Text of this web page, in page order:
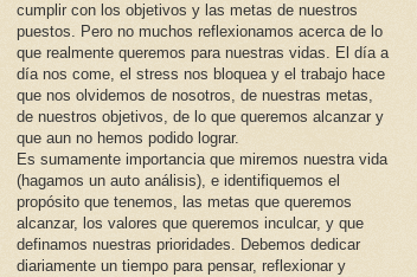
cumplir con los objetivos y las metas de nuestros
puestos. Pero no muchos reflexionamos acerca de lo
que realmente queremos para nuestras vidas. El día a
día nos come, el stress nos bloquea y el trabajo hace
que nos olvidemos de nosotros, de nuestras metas,
de nuestros objetivos, de lo que queremos alcanzar y
que aun no hemos podido lograr.
Es sumamente importancia que miremos nuestra vida
(hagamos un auto análisis), e identifiquemos el
propósito que tenemos, las metas que queremos
alcanzar, los valores que queremos inculcar, y que
definamos nuestras prioridades. Debemos dedicar
diariamente un tiempo para pensar, reflexionar y